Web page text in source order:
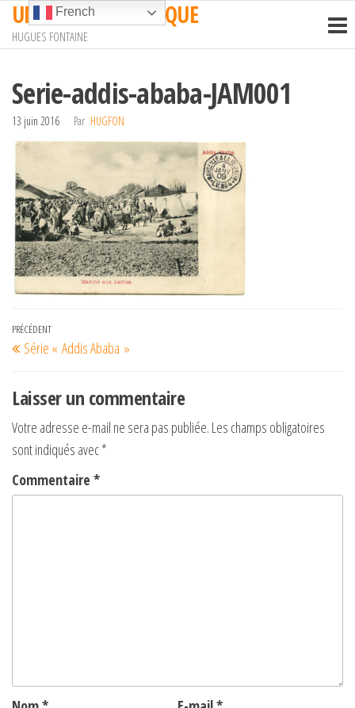
Passer
contenu
UN TRAIN EN AFRIQUE
HUGUES FONTAINE
Serie-addis-ababa-JAM001
13 juin 2016 Par HUGFON
Navigation
de
l’article
Article
précédent
PRÉCÉDENT
Série « Addis Ababa »
Laisser un commentaire
Votre adresse e-mail ne sera pas publiée. Les champs obligatoires
sont indiqués avec*
Commentaire *
French